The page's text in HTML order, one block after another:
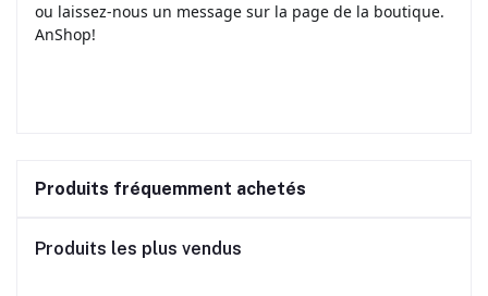
ou laissez-nous un message sur la page de la boutique.
AnShop!
Produits fréquemment achetés
Produits les plus vendus